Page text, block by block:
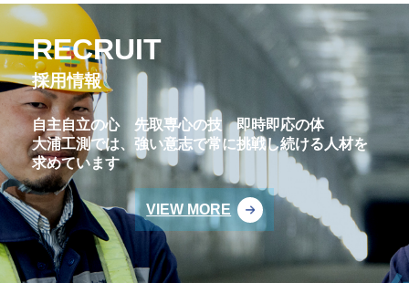
RECRUIT
採用情報
自主自立の心 先取専心の技 即時即応の体
大浦工測では、強い意志で常に挑戦し続ける人材を
求めています
VIEW MORE